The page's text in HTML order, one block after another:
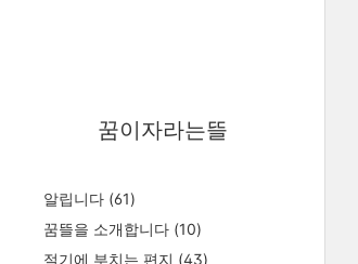
꿈이자라는뜰
알립니다 (61)
꿈뜰을 소개합니다 (10)
절기에 부치는 편지 (43)